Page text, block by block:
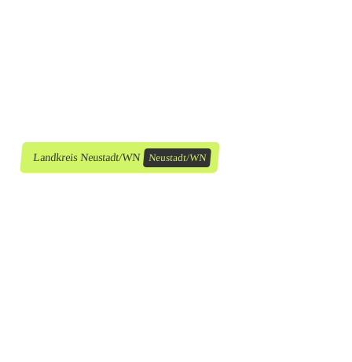
t
Landkreis Neustadt/WN Neustadt/WN